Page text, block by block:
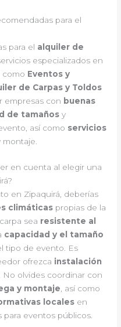
para el
para el alquiler de
especializados en
como Eventos y
de Carpas y Toldos
empresas con buenas
de tamaños y
así como servicios
en cuenta al elegir una
en Zipaquirá, deberías
climáticas propias de la
sea resistente al
capacidad y el tamaño
tipo de evento. Es
ofrezca instalación
. No olvides coordinar con
y montaje, así como
locales en
para eventos públicos.